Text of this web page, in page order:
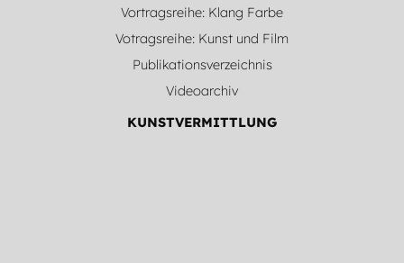
Vortragsreihe: Klang Farbe
Votragsreihe: Kunst und Film
Publikationsverzeichnis
Videoarchiv
KUNSTVERMITTLUNG